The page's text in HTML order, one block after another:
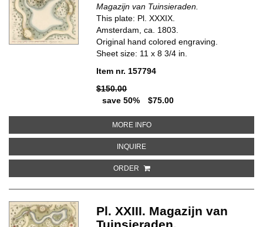
Magazijn van Tuinsieraden.
This plate: Pl. XXXIX.
Amsterdam, ca. 1803.
Original hand colored engraving.
Sheet size: 11 x 8 3/4 in.
Item nr. 157794
$150.00
save 50%
$75.00
MORE INFOABOUT PL. XXXIX MAGAZIJN
INQUIREABOUT PL. XXXIX MAGAZIJN VAN
ORDER
Pl. XXIII. Magazijn van
Tuinsieraden.